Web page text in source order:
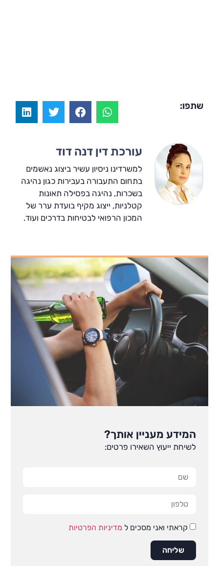
שתפו:
עורכת דין דנה דוד
למשרדינו ניסיון עשיר ביצוג נאשמים
בתחום התעבורה בעבירות כגון נהיגה
בשכרות, נהיגה בפסילה תאונות
קטלניות, ייצוג מקיף בועדת ערר של
המכון הרפואי לבטיחות בדרכים ועוד.
המידע מעניין אותך?
לשיחת ייעוץ השאירו פרטים:
קראתי ואני מסכים ל מדיניות הפרטיות
שליחה